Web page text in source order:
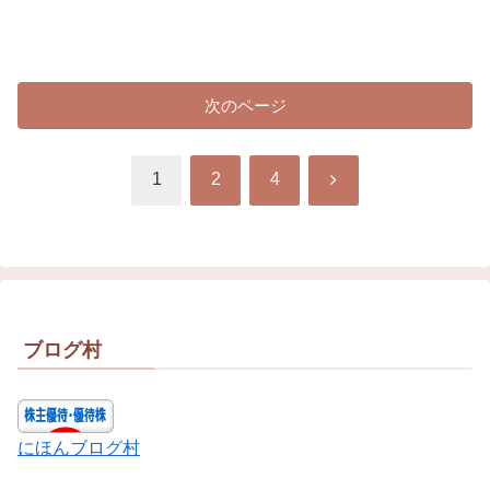
次のページ
1 2 4 次
ブログ村
にほんブログ村